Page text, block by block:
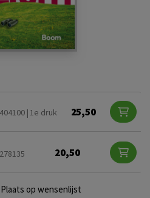
| 1e druk
25,50
20,50
Plaats op wensenlijst